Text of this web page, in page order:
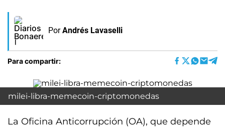
Por Andrés Lavaselli
Para compartir:
milei-libra-memecoin-criptomonedas
La Oficina Anticorrupción (OA), que depende